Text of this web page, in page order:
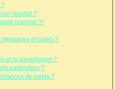
?
résultat ?
blanche ?!
et sujets ?
et la surveillance ?
particuliers ?
de sujets ?